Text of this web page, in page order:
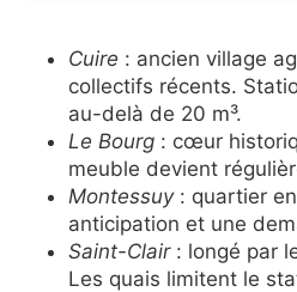
Cuire : ancien village
collectifs récents.
au-delà de 20 m³.
Le Bourg : cœur
meuble devient
Montessuy: quartier
anticipation et une
Saint-Clair: longé par
Les quais limitent le